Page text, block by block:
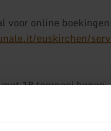
voor online
euskirchen/
18 toernooi banen.